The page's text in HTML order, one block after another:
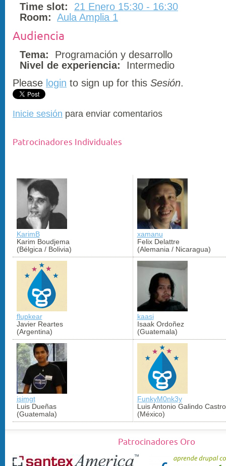
Time slot:
21 Enero 15:30 - 16:30
Room: Aula Amplia 1
Audiencia
Tema:
Programación y desarrollo
Nivel de experiencia:
Intermedio
Please login to sign up for this Sesión.
Inicie sesión para enviar comentarios
Patrocinadores Individuales
KarimB
Karim Boudjema
(Bélgica / Bolivia)
xamanu
Felix Delattre
(Alemania / Nicaragua)
flupkear
Javier Reartes
(Argentina)
kaasi
Isaak Ordoñez
(Guatemala)
isimgt
Luis Dueñas
(Guatemala)
FunkyM0nk3y
Luis Antonio Galindo Castro
(México)
Patrocinadores Oro